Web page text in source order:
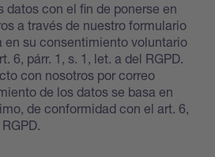
datos con el fin de ponerse en
a través de nuestro formulario
en su consentimiento voluntario
6, párr. 1, s. 1, let. a del RGPD.
con nosotros por correo
de los datos se basa en
de conformidad con el art. 6,